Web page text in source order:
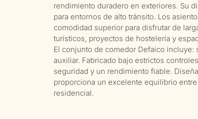
rendimiento duradero en exteriores. Su
para entornos de alto tránsito. Los
comodidad superior para disfrutar de
turísticos, proyectos de hostelería y
El conjunto de comedor Defaico
auxiliar. Fabricado bajo estrictos
seguridad y un rendimiento fiable.
proporciona un excelente equilibrio
residencial.